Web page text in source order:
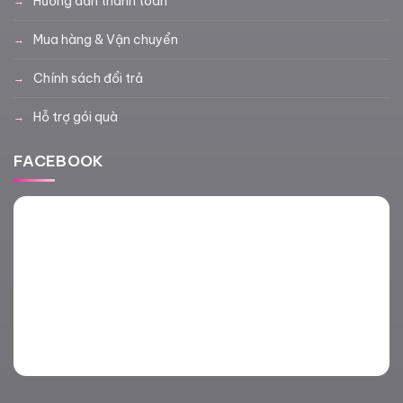
Mua hàng & Vận chuyển
Chính sách đổi trả
Hỗ trợ gói quà
FACEBOOK